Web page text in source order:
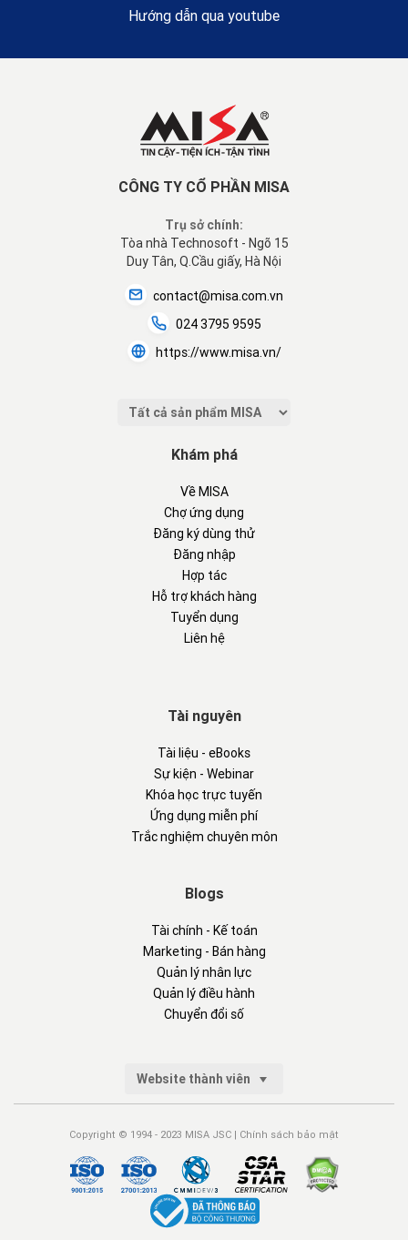
Hướng dẫn qua youtube
CÔNG TY CỔ PHẦN MISA
Trụ sở chính:
Tòa nhà Technosoft - Ngõ 15
Duy Tân, Q.Cầu giấy, Hà Nội
contact@misa.com.vn
024 3795 9595
https://www.misa.vn/
Khám phá
Về MISA
Chợ ứng dụng
Đăng ký dùng thử
Đăng nhập
Hợp tác
Hỗ trợ khách hàng
Tuyển dụng
Liên hệ
Tài nguyên
Tài liệu - eBooks
Sự kiện - Webinar
Khóa học trực tuyến
Ứng dụng miễn phí
Trắc nghiệm chuyên môn
Blogs
Tài chính - Kế toán
Marketing - Bán hàng
Quản lý nhân lực
Quản lý điều hành
Chuyển đổi số
Website thành viên
Copyright © 1994 - 2023 MISA JSC | Chính sách bảo mật